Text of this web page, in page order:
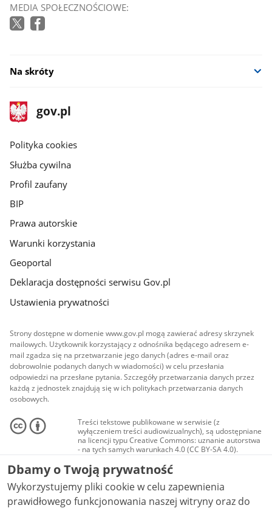
MEDIA SPOŁECZNOŚCIOWE:
Na skróty
stopka
gov.pl
Strona
gov.pl
gov.pl
Polityka cookies
Służba cywilna
Profil zaufany
BIP
Prawa autorskie
Warunki korzystania
Geoportal
Deklaracja dostępności serwisu Gov.pl
Ustawienia prywatności
Strony dostępne w domenie www.gov.pl mogą zawierać adresy skrzynek
mailowych. Użytkownik korzystający z odnośnika będącego adresem e-
mail zgadza się na przetwarzanie jego danych (adres e-mail oraz
dobrowolnie podanych danych w wiadomości) w celu przesłania
odpowiedzi na przesłane pytania. Szczegóły przetwarzania danych przez
każdą z jednostek znajdują się w ich politykach przetwarzania danych
osobowych.
Treści tekstowe publikowane w serwisie (z
wyłączeniem treści audiowizualnych), są udostępniane
na licencji typu Creative Commons: uznanie autorstwa
- na tych samych warunkach 4.0 (CC BY-SA 4.0).
Materiały audiowizualne, w tym zdjęcia, materiały
audio i wideo, są udostępniane na licencji typu
Creative Commons: uznanie autorstwa użycie
niekomercyjne - bez utworów zależnych 4.0 (CC BY-
NC-ND 4.0), o ile nie jest to stwierdzone inaczej.
Dbamy o Twoją prywatność
Wykorzystujemy pliki cookie w celu zapewnienia
prawidłowego funkcjonowania naszej witryny oraz do